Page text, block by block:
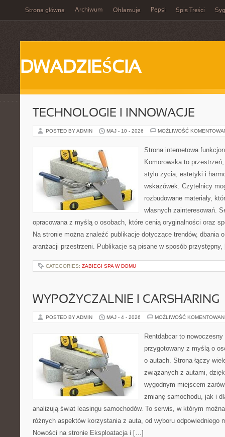
Strona główna Archiwum Okłamuje Pepsi Spis Treści
DWADZIEŚCIA
TECHNOLOGIE I INNOWACJE
POSTED BY ADMIN MAJ - 10 - 2026 MOŻLIWOŚĆ
Strona internetowa
Komorowska to
stylu życia, estetyki i
wskazówek. Czytelnicy
rozbudowane materiały,
własnych zainteresowań.
opracowana z myślą o osobach, które cenią oryginalności oraz
Na stronie można znaleźć publikacje dotyczące trendów, dbania
aranżacji przestrzeni. Publikacje są pisane w sposób
CATEGORIES: ZABIEGI SPA W DOMU
WYPOŻYCZALNIE I CARSHARING
POSTED BY ADMIN MAJ - 4 - 2026 MOŻLIWOŚĆ
Rentdabcar to
przygotowany z myślą o
o autach. Strona łączy
związanych z autami,
wygodnym miejscem
zmianę samochodu, jak i
analizują świat leasingu samochodów. To serwis, w którym
różnych aspektów korzystania z auta, od wyboru odpowiedniego
Nowości na stronie Eksploatacja i […]